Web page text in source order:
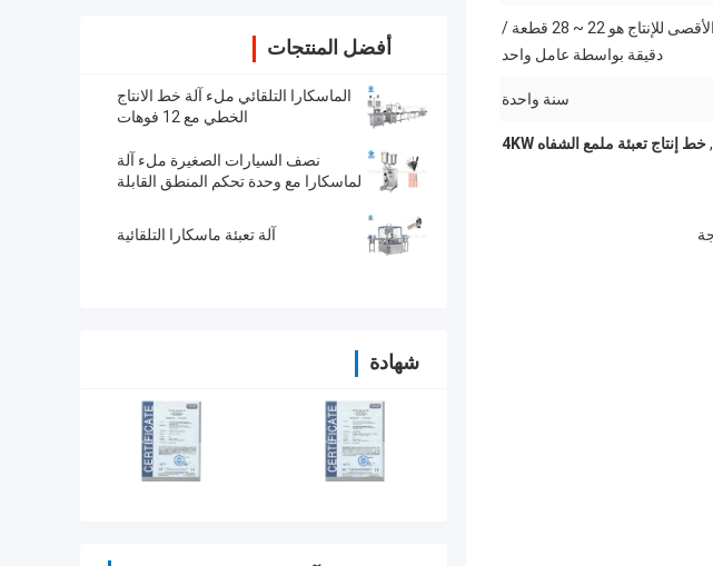
أفضل المنتجات
الماسكارا التلقائي ملء آلة خط الانتاج
الخطي مع 12 فوهات
نصف السيارات الصغيرة ملء آلة
لماسكارا مع وحدة تحكم المنطق القابلة
آلة تعبئة ماسكارا التلقائية
شهادة
الحد الأقصى للإنتاج هو 22 ~ 28 قطعة /
دقيقة بواسطة عامل واحد
سنة واحدة
,خط إنتاج تعبئة ملمع الشفاه 4KW